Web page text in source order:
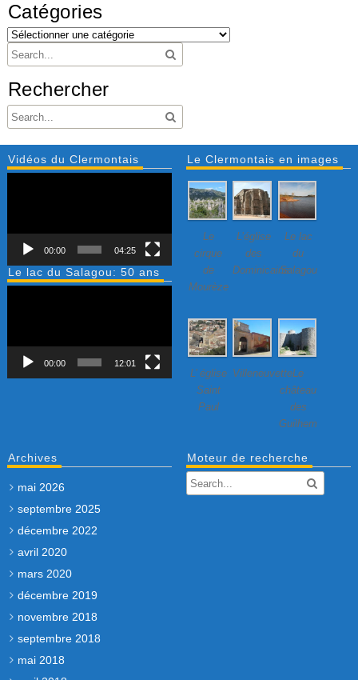
Catégories
Rechercher
Vidéos du Clermontais
00:00 04:25
Le lac du Salagou: 50 ans
00:00 12:01
Le Clermontais en images
Le
cirque
de
Mourèze
L’église
des
Dominicains
Le lac
du
Salagou
L’ église
Saint
Paul
Villeneuvette…
Le
château
des
Guilhem
Archives
mai 2026
septembre 2025
décembre 2022
avril 2020
mars 2020
décembre 2019
novembre 2018
septembre 2018
mai 2018
Moteur de recherche